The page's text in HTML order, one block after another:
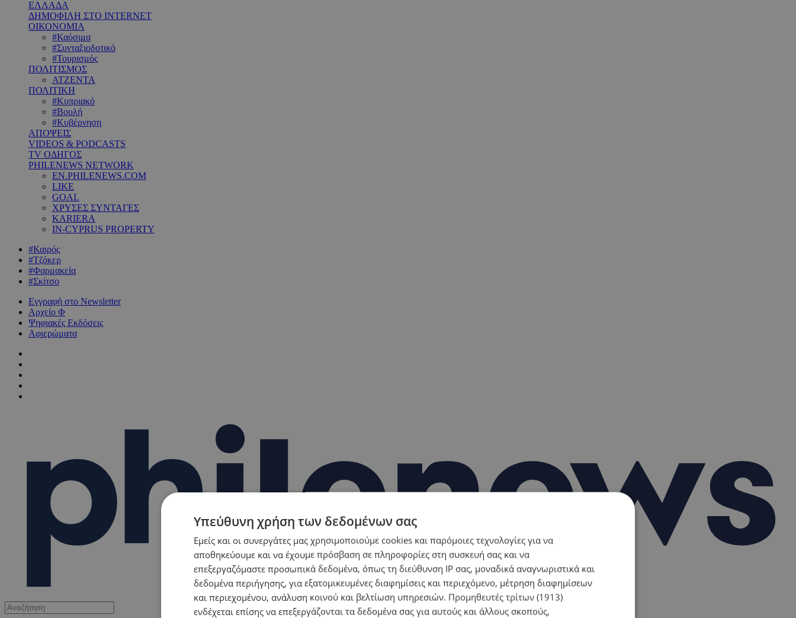
ΕΛΛΑΔΑ
ΔΗΜΟΦΙΛΗ ΣΤΟ INTERNET
ΟΙΚΟΝΟΜΙΑ
#Καύσιμα
#Συνταξιοδοτικό
#Τουρισμός
ΠΟΛΙΤΙΣΜΟΣ
ΑΤΖΕΝΤΑ
ΠΟΛΙΤΙΚΗ
#Κυπριακό
#Βουλή
#Κυβέρνηση
ΑΠΟΨΕΙΣ
VIDEOS & PODCASTS
TV ΟΔΗΓΟΣ
PHILENEWS NETWORK
EN.PHILENEWS.COM
LIKE
GOAL
ΧΡΥΣΕΣ ΣΥΝΤΑΓΕΣ
KARIERA
IN-CYPRUS PROPERTY
#Καιρός
#Τζόκερ
#Φαρμακεία
#Σκίτσο
Εγγραφή στο Newsletter
Αρχείο Φ
Ψηφιακές Εκδόσεις
Αφιερώματα
Υπεύθυνη χρήση των δεδομένων σας
Εμείς και οι συνεργάτες μας χρησιμοποιούμε cookies και παρόμοιες τεχνολογίες για να
αποθηκεύουμε και να έχουμε πρόσβαση σε πληροφορίες στη συσκευή σας και να
επεξεργαζόμαστε προσωπικά δεδομένα, όπως τη διεύθυνση IP σας, μοναδικά αναγνωριστικά και
δεδομένα περιήγησης, για εξατομικευμένες διαφημίσεις και περιεχόμενο, μέτρηση διαφημίσεων
και περιεχομένου, ανάλυση κοινού και βελτίωση υπηρεσιών. Προμηθευτές τρίτων (1913)
ενδέχεται επίσης να επεξεργάζονται τα δεδομένα σας για αυτούς και άλλους σκοπούς,